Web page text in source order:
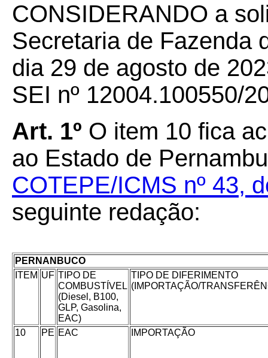
CONSIDERANDO a
Secretaria de Fazenda
dia 29 de agosto de
SEI nº 12004.100550/
Art. 1º O item 10 fica
ao Estado de
COTEPE/ICMS nº 43,
seguinte redação:
PERNANBUCO
ITEM UF TIPO DE
COMBUSTÍVEL
(Diesel, B100,
GLP, Gasolina,
EAC)
TIPO DE DIFERIMENTO
(IMPORTAÇÃO/
10 PE EAC IMPORTAÇÃO